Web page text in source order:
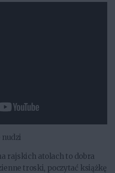
nudzi
rajskich atolach to dobra
troski, poczytać książkę